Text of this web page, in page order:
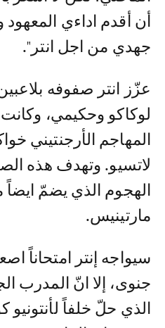
أن أقدم اداءي
جهدي من اجل انتر".
عزّز انتر صفوفه
لوكاكو وحكيمي، وكانت
المهاجم الأرجنتيني
لاتسيو. وتهدف هذه
الهجوم الذي يضمّ ايضاً
مارتينيس.
سيواجه إنتر امتحاناً
جنوى، إلا انّ المدرب
الذي حلّ خلفاً لأنتونيو